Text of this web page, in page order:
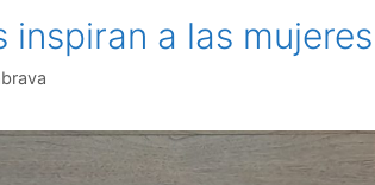
inspiran a las mujeres